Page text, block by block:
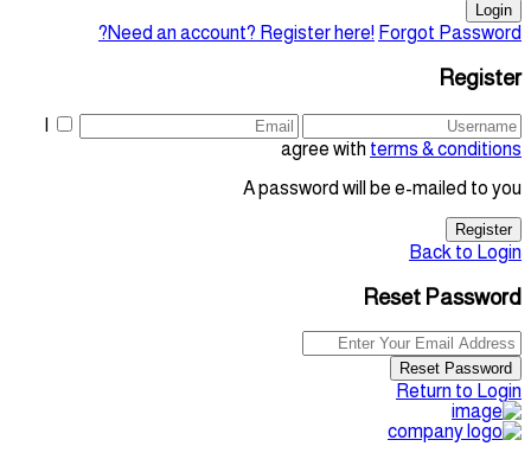
Login
Need an account? Register here! Forgot Password?
Register
agree with terms & conditions
A password will be e-mailed to you
Register
Back to Login
Reset Password
Reset Password
Return to Login